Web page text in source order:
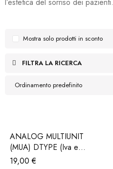
FILTRA LA RICERCA
Ordinamento predefinito
Mostra solo prodotti in sconto
ANALOG MULTIUNIT
(MUA) DTYPE (Iva e
Trasporto incluso)
19,00€